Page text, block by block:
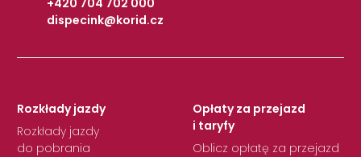
+420 704 702 000
|
dispecink@korid.cz
Rozkłady jazdy
Rozkłady jazdy
do pobrania
Opłaty za przejazd
i taryfy
Oblicz opłatę za przejazd